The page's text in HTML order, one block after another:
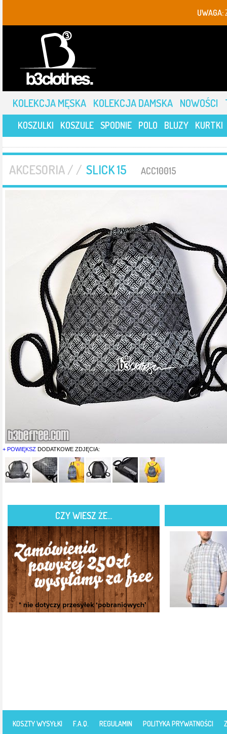
UWAGA:
KOLEKCJA MĘSKA KOLEKCJA DAMSKA NOWOŚCI
KOSZULKI KOSZULE SPODNIE POLO BLUZY KURTKI
AKCESORIA / / SLICK 15 ACC10015
+ POWIĘKSZ DODATKOWE ZDJĘCIA:
CZY WIESZ ŻE...
KOSZTY WYSYŁKI F.A.Q. REGULAMIN POLITYKA PRYWATNOŚCI